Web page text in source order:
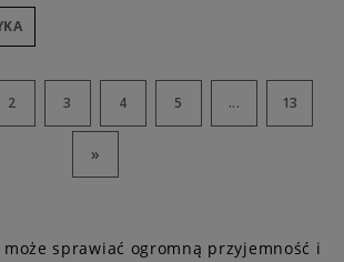
2 3 4 5 ... 13
»
może sprawiać ogromną przyjemność i